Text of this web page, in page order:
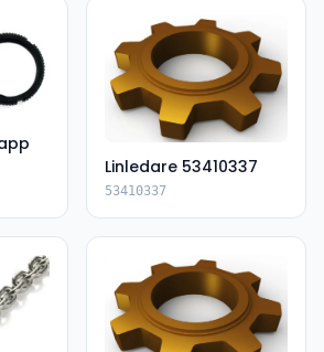
Linledare 53410337
53410337